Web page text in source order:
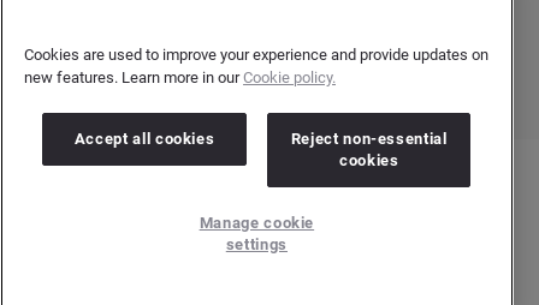
Cookies are used to improve your experience and provide updates on
new features. Learn more in ourCookie policy.
Accept all cookies
Reject non-essential
cookies
Manage cookie
settings